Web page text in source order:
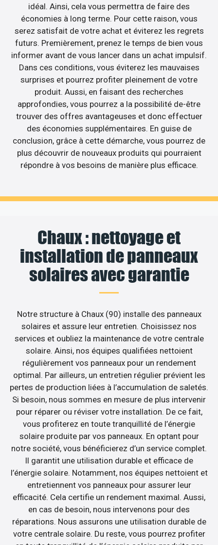
idéal. Ainsi, cela vous permettra de faire des
économies à long terme. Pour cette raison, vous
serez satisfait de votre achat et éviterez les regrets
futurs. Premièrement, prenez le temps de bien vous
informer avant de vous lancer dans un achat impulsif.
Dans ces conditions, vous éviterez les mauvaises
surprises et pourrez profiter pleinement de votre
produit. Aussi, en faisant des recherches
approfondies, vous pourrez a la possibilité de-être
trouver des offres avantageuses et donc effectuer
des économies supplémentaires. En guise de
conclusion, grâce à cette démarche, vous pourrez de
plus découvrir de nouveaux produits qui pourraient
répondre à vos besoins de manière plus efficace.
Chaux : nettoyage et
installation de panneaux
solaires avec garantie
Notre structure à Chaux (90) installe des panneaux
solaires et assure leur entretien. Choisissez nos
services et oubliez la maintenance de votre centrale
solaire. Ainsi, nos équipes qualifiées nettoient
régulièrement vos panneaux pour un rendement
optimal. Par ailleurs, un entretien régulier prévient les
pertes de production liées à l’accumulation de saletés.
Si besoin, nous sommes en mesure de plus intervenir
pour réparer ou réviser votre installation. De ce fait,
vous profiterez en toute tranquillité de l’énergie
solaire produite par vos panneaux. En optant pour
notre société, vous bénéficierez d’un service complet.
Il garantit une utilisation durable et efficace de
l’énergie solaire. Notamment, nos équipes nettoient et
entretiennent vos panneaux pour assurer leur
efficacité. Cela certifie un rendement maximal. Aussi,
en cas de besoin, nous intervenons pour des
réparations. Nous assurons une utilisation durable de
votre centrale solaire. Du reste, vous pourrez profiter